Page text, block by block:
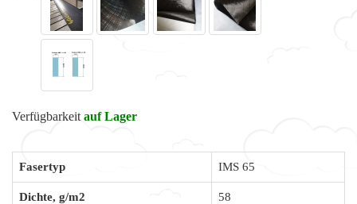
Verfügbarkeit auf Lager
Fasertyp IMS 65
Dichte, g/m2 58